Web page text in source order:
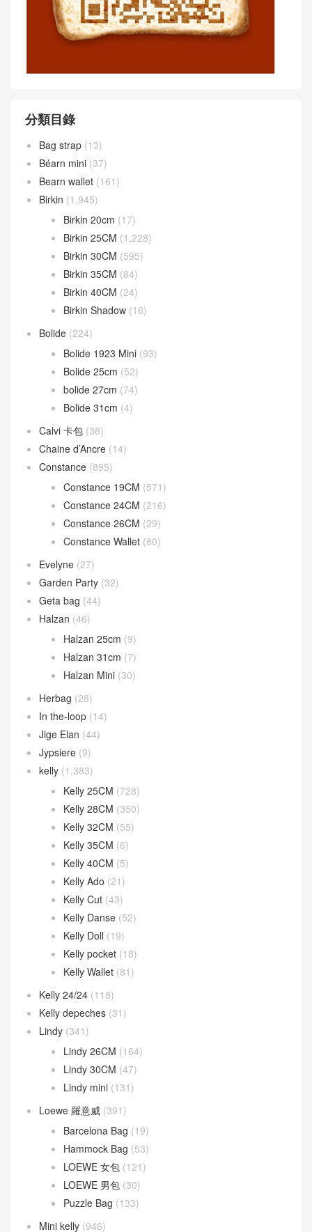
分類目錄
Bag strap (13)
Béarn mini (37)
Bearn wallet (161)
Birkin (1,945)
Birkin 20cm (17)
Birkin 25CM (1,228)
Birkin 30CM (595)
Birkin 35CM (84)
Birkin 40CM (24)
Birkin Shadow (16)
Bolide (224)
Bolide 1923 Mini (93)
Bolide 25cm (52)
bolide 27cm (74)
Bolide 31cm (4)
Calvi 卡包 (38)
Chaine d’Ancre (14)
Constance (895)
Constance 19CM (571)
Constance 24CM (216)
Constance 26CM (29)
Constance Wallet (80)
Evelyne (27)
Garden Party (32)
Geta bag (44)
Halzan (46)
Halzan 25cm (9)
Halzan 31cm (7)
Halzan Mini (30)
Herbag (28)
In the-loop (14)
Jige Elan (44)
Jypsiere (9)
kelly (1,383)
Kelly 25CM (728)
Kelly 28CM (350)
Kelly 32CM (55)
Kelly 35CM (6)
Kelly 40CM (5)
Kelly Ado (21)
Kelly Cut (43)
Kelly Danse (52)
Kelly Doll (19)
Kelly pocket (18)
Kelly Wallet (81)
Kelly 24/24 (118)
Kelly depeches (31)
Lindy (341)
Lindy 26CM (164)
Lindy 30CM (47)
Lindy mini (131)
Loewe 羅意威 (391)
Barcelona Bag (19)
Hammock Bag (53)
LOEWE 女包 (121)
LOEWE 男包 (30)
Puzzle Bag (133)
Mini kelly (946)